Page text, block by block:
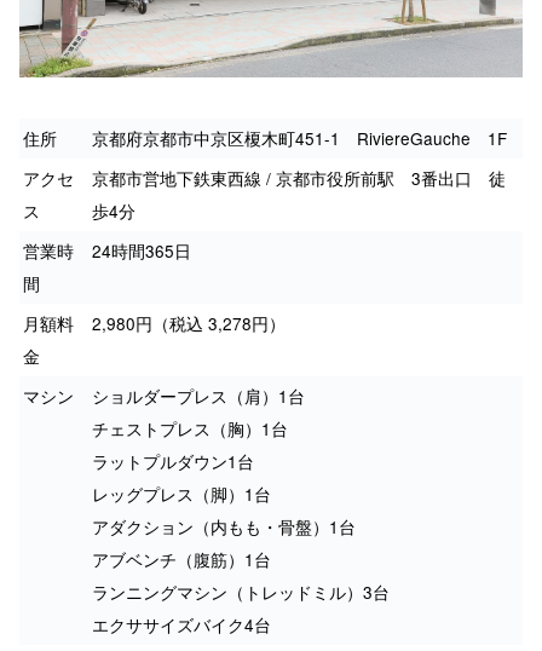
住所
京都府京都市中京区榎木町451-1 RiviereGauche 1F
アクセ
ス
京都市営地下鉄東西線 / 京都市役所前駅 3番出口 徒
歩4分
営業時
間
24時間365日
月額料
金
2,980円（税込 3,278円）
マシン
ショルダープレス（肩）1台
チェストプレス（胸）1台
ラットプルダウン1台
レッグプレス（脚）1台
アダクション（内もも・骨盤）1台
アブベンチ（腹筋）1台
ランニングマシン（トレッドミル）3台
エクササイズバイク4台